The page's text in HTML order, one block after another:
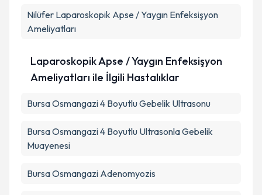
Nilüfer Laparoskopik Apse / Yaygın Enfeksişyon
Ameliyatları
Laparoskopik Apse / Yaygın Enfeksişyon
Ameliyatları ile İlgili Hastalıklar
Bursa Osmangazi 4 Boyutlu Gebelik Ultrasonu
Bursa Osmangazi 4 Boyutlu Ultrasonla Gebelik
Muayenesi
Bursa Osmangazi Adenomyozis